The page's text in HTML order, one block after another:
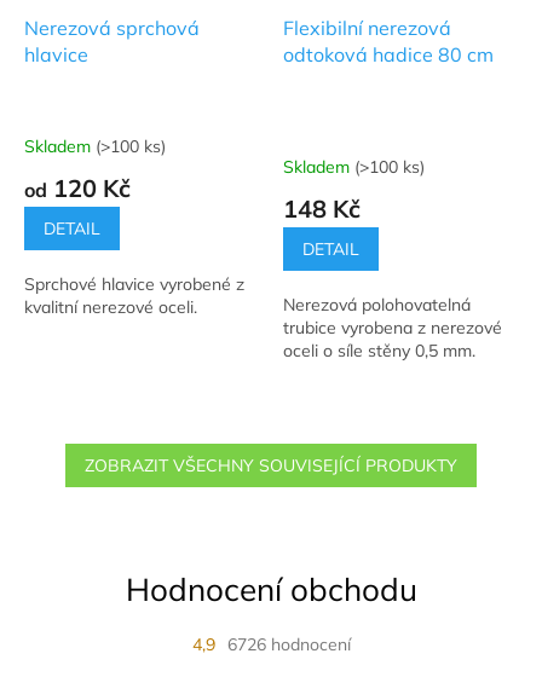
Nerezová sprchová
hlavice
Průměrné
produktu
5,0
5
hvězdiček.
Skladem (>100 ks)
od 120 Kč
DETAIL
Sprchové hlavice vyrobené z
kvalitní nerezové oceli.
Flexibilní nerezová
odtoková hadice 80 cm
Skladem (>100 ks)
148 Kč
DETAIL
Nerezová polohovatelná
trubice vyrobena z nerezové
oceli o síle stěny 0,5 mm.
ZOBRAZIT VŠECHNY SOUVISEJÍCÍ PRODUKTY
Hodnocení obchodu
4,9 6726 hodnocení